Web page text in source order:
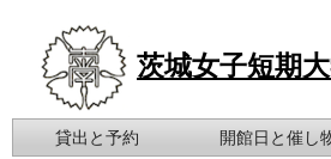
茨城女子短期
貸出と予約 開館日と催し